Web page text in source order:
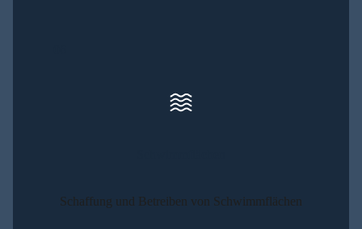
Schaf­fung und Betrei­ben von Schwimm­flä­chen